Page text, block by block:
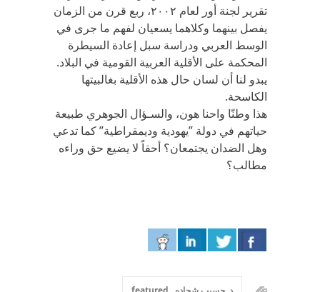
تقرير لجنة أور لعام ٢٠٠٢، ربع قرن من الزمان
يفصل بينهما وكلاهما يسعيان لفهم ما جرى في
الوسط العربي ودراسة سبل إعادة السيطرة
المحكمة على الأقلية العربية القومية في البلاد.
يبدو لنا أن لسان حال هذه الأقلية بغالبيتها
الكاسحة.
هذا وطنّا واحنا هون، والسـؤال الجوهري طبيعة
حياتهم في دولة ”يهودية وديمقراطية” كما تدعي
وهل الضدان يجتمعان؟ أحقاً لا يضيع حق وراءه
مطالب؟